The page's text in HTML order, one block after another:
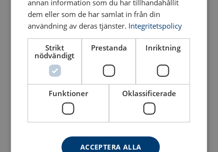
Kättingredskap CSY-175
klass 12
Se produkt
Kättingredskap CSY-176
klass 12
Se produkt
annan information som du har tillhandahållit
dem eller som de har samlat in från din
användning av deras tjänster. Integritetspolicy
Strikt
nödvändigt
Prestanda Inriktning
Funktioner Oklassificerade
ACCEPTERA ALLA